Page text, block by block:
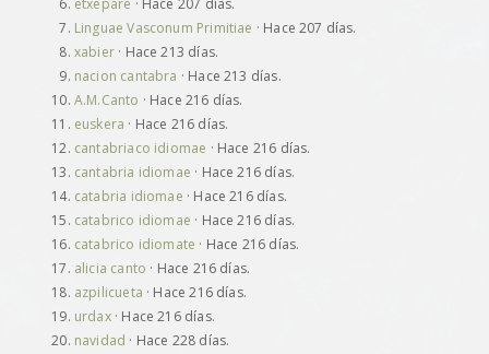
etxepare · Hace 207 días.
Linguae Vasconum Primitiae · Hace 207 días.
xabier · Hace 213 días.
nacion cantabra · Hace 213 días.
A.M.Canto · Hace 216 días.
euskera · Hace 216 días.
cantabriaco idiomae · Hace 216 días.
cantabria idiomae · Hace 216 días.
catabria idiomae · Hace 216 días.
catabrico idiomae · Hace 216 días.
catabrico idiomate · Hace 216 días.
alicia canto · Hace 216 días.
azpilicueta · Hace 216 días.
urdax· Hace 216 días.
navidad · Hace 228 días.